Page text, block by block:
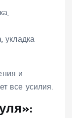
укладка
и
все усилия.